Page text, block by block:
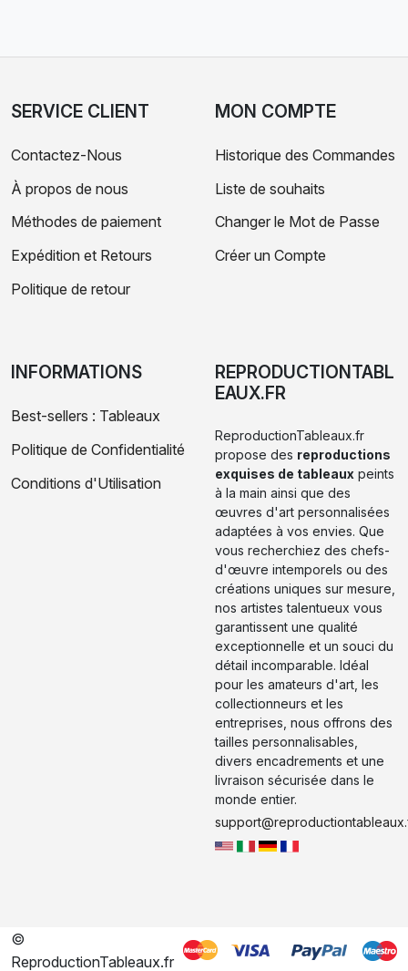
SERVICE CLIENT
Contactez-Nous
À propos de nous
Méthodes de paiement
Expédition et Retours
Politique de retour
MON COMPTE
Historique des Commandes
Liste de souhaits
Changer le Mot de Passe
Créer un Compte
INFORMATIONS
Best-sellers : Tableaux
Politique de Confidentialité
Conditions d'Utilisation
REPRODUCTIONTABL
EAUX.FR
ReproductionTableaux.fr
propose des reproductions
exquises de tableaux peints
à la main ainsi que des
œuvres d'art personnalisées
adaptées à vos envies. Que
vous recherchiez des chefs-
d'œuvre intemporels ou des
créations uniques sur mesure,
nos artistes talentueux vous
garantissent une qualité
exceptionnelle et un souci du
détail incomparable. Idéal
pour les amateurs d'art, les
collectionneurs et les
entreprises, nous offrons des
tailles personnalisables,
divers encadrements et une
livraison sécurisée dans le
monde entier.
©
ReproductionTableaux.fr